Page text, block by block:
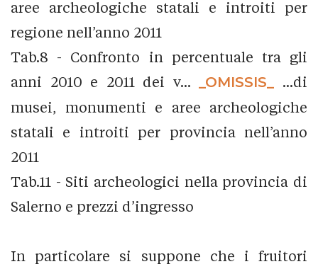
aree archeologiche statali e introiti per
regione nell’anno 2011
Tab.8 - Confronto in percentuale tra gli
anni 2010 e 2011 dei v...
_OMISSIS_
...di
musei, monumenti e aree archeologiche
statali e introiti per provincia nell’anno
2011
Tab.11 - Siti archeologici nella provincia di
Salerno e prezzi d’ingresso
In particolare si suppone che i fruitori